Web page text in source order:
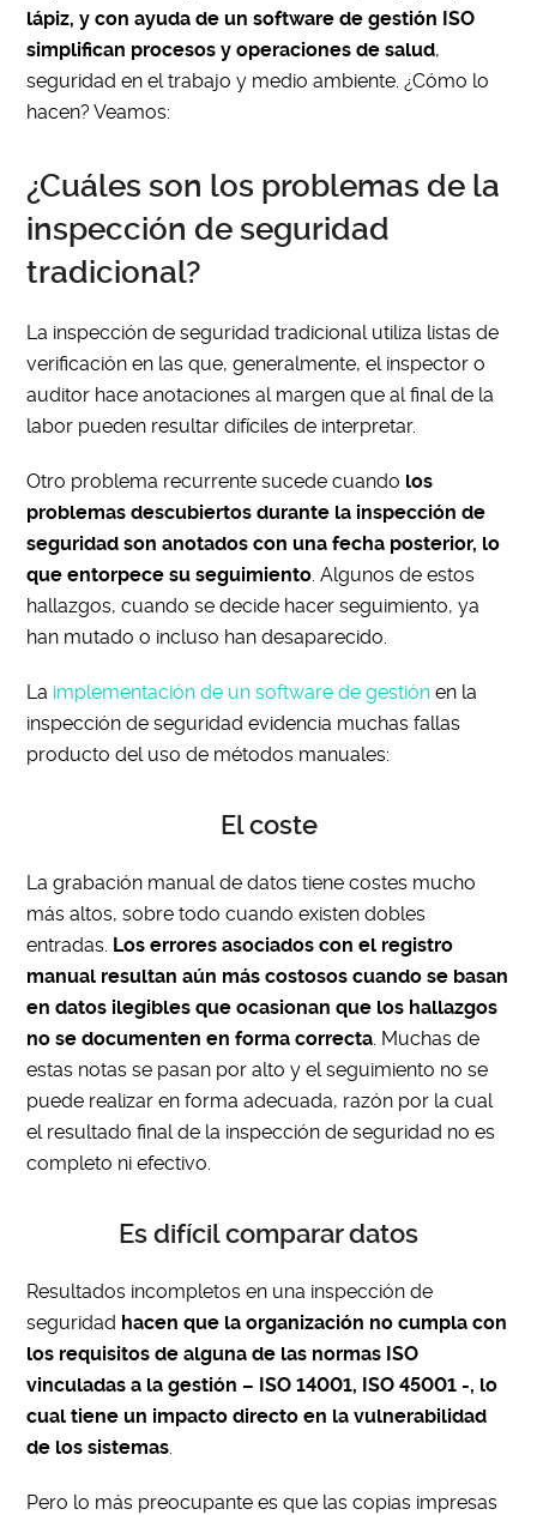
lápiz, y con ayuda de un software de gestión ISO
simplifican procesos y operaciones de salud,
seguridad en el trabajo y medio ambiente. ¿Cómo lo
hacen? Veamos:
¿Cuáles son los problemas de la
inspección de seguridad
tradicional?
La inspección de seguridad tradicional utiliza listas de
verificación en las que, generalmente, el inspector o
auditor hace anotaciones al margen que al final de la
labor pueden resultar difíciles de interpretar.
Otro problema recurrente sucede cuando los
problemas descubiertos durante la inspección de
seguridad son anotados con una fecha posterior, lo
que entorpece su seguimiento . Algunos de estos
hallazgos, cuando se decide hacer seguimiento, ya
han mutado o incluso han desaparecido.
La implementación de un software de gestión en la
inspección de seguridad evidencia muchas fallas
producto del uso de métodos manuales:
El coste
La grabación manual de datos tiene costes mucho
más altos, sobre todo cuando existen dobles
entradas. Los errores asociados con el registro
manual resultan aún más costosos cuando se basan
en datos ilegibles que ocasionan que los hallazgos
no se documenten en forma correcta . Muchas de
estas notas se pasan por alto y el seguimiento no se
puede realizar en forma adecuada, razón por la cual
el resultado final de la inspección de seguridad no es
completo ni efectivo.
Es difícil comparar datos
Resultados incompletos en una inspección de
seguridad hacen que la organización no cumpla con
los requisitos de alguna de las normas ISO
vinculadas a la gestión – ISO 14001, ISO 45001 -, lo
cual tiene un impacto directo en la vulnerabilidad
de los sistemas
Pero lo más preocupante es que las copias impresas